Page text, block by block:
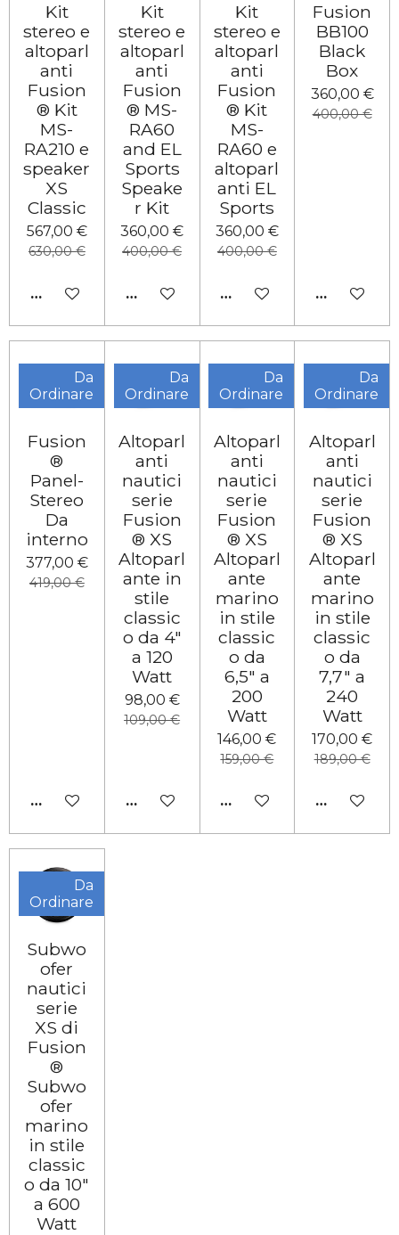
Kit
stereo e
altoparl
anti
Fusion
® Kit
MS-
RA210 e
speaker
XS
Classic
567,00 €
630,00 €
AGGIUNGI AL CARRELLO
Kit
stereo e
altoparl
anti
Fusion
® MS-
RA60
and EL
Sports
Speake
r Kit
360,00 €
400,00 €
AGGIUNGI AL CARRELLO
Kit
stereo e
altoparl
anti
Fusion
® Kit
MS-
RA60 e
altoparl
anti EL
Sports
360,00 €
400,00 €
AGGIUNGI AL
Fusion
BB100
Black
Box
360,00 €
400,00 €
AGGIUNGI
Da
Ordinare
Fusion
®
Panel-
Stereo
Da
interno
377,00 €
419,00 €
AGGIUNGI AL CARRELLO
Da
Ordinare
Altoparl
anti
nautici
serie
Fusion
® XS
Altoparl
ante in
stile
classic
o da 4"
a 120
Watt
98,00 €
109,00 €
AGGIUNGI AL CARRELLO
Da
Ordinare
Altoparl
anti
nautici
serie
Fusion
® XS
Altoparl
ante
marino
in stile
classic
o da
6,5" a
200
Watt
146,00 €
159,00 €
AGGIUNGI AL
Da
Ordinare
Altoparl
anti
nautici
serie
Fusion
® XS
Altoparl
ante
marino
in stile
classic
o da
7,7" a
240
Watt
170,00 €
189,00 €
AGGIUNGI
Da
Ordinare
Subwo
ofer
nautici
serie
XS di
Fusion
®
Subwo
ofer
marino
in stile
classic
o da 10"
a 600
Watt